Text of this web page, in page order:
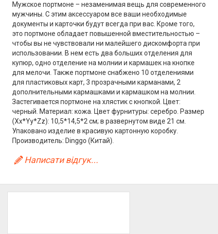
Мужское портмоне – незаменимая вещь для современного
мужчины. С этим аксессуаром все ваши необходимые
документы и карточки будут всегда при вас. Кроме того,
это портмоне обладает повышенной вместительностью –
чтобы вы не чувствовали ни малейшего дискомфорта при
использовании. В нем есть два больших отделения для
купюр, одно отделение на молнии и кармашек на кнопке
для мелочи. Также портмоне снабжено 10 отделениями
для пластиковых карт, 3 прозрачными карманами, 2
дополнительными кармашками и кармашком на молнии.
Застегивается портмоне на хлястик с кнопкой. Цвет:
черный. Материал: кожа. Цвет фурнитуры: серебро. Размер
(Xx*Yy*Zz): 10,5*14,5*2 см; в развернутом виде 21 см.
Упаковано изделие в красивую картонную коробку.
Производитель: Dinggo (Китай).
Написати відгук...